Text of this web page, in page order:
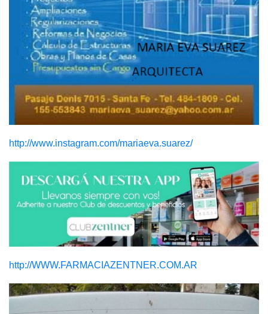
http://www.instagram.com/mariaeva.suarez/
http://WWW.FARMACIAZENTNER.COM.AR